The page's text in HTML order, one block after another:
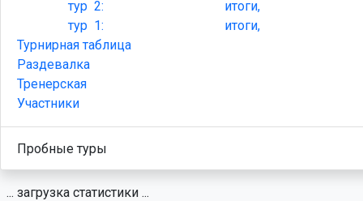
тур2:
итоги,
тур1:
итоги,
Турнирная таблица
Раздевалка
Тренерская
Участники
Пробные туры
... загрузка статистики ...